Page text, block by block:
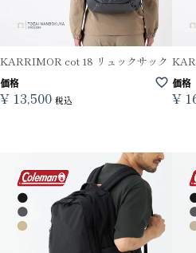
KARRIMOR cot 18 リュックサック
価格
¥ 13,500 税込
価格
¥